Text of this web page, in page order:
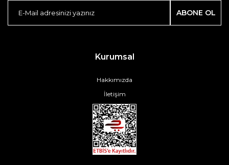
ABONE OL
Kurumsal
Hakkımızda
İletişim